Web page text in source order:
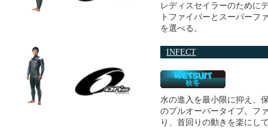
レディスセイラーのために
トファイバーとスーパーフ
を選べる。
INFECT
水の進入を最小限に抑え、
のプルオーバータイプ。フ
り、首回りの動きを楽にし